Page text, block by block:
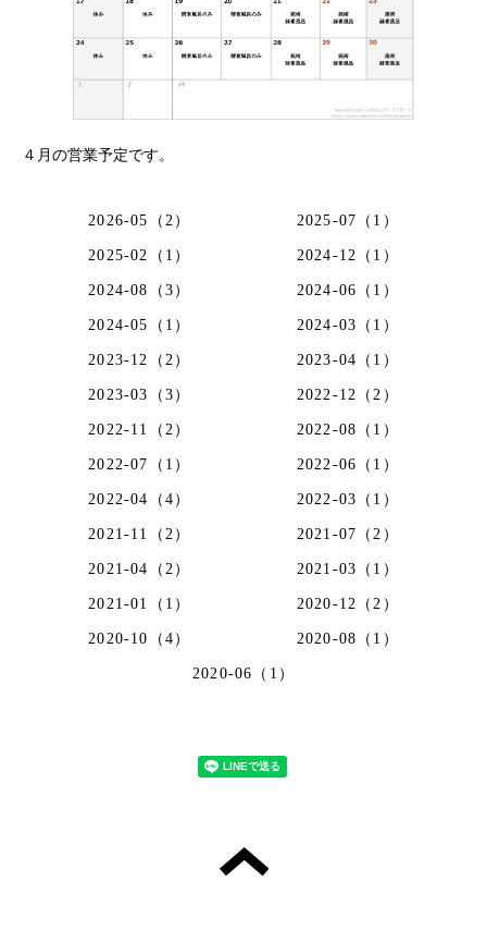
４月の営業予定です。
2026-05（2） 2025-07（1）
2025-02（1） 2024-12（1）
2024-08（3） 2024-06（1）
2024-05（1） 2024-03（1）
2023-12（2） 2023-04（1）
2023-03（3） 2022-12（2）
2022-11（2） 2022-08（1）
2022-07（1） 2022-06（1）
2022-04（4） 2022-03（1）
2021-11（2） 2021-07（2）
2021-04（2） 2021-03（1）
2021-01（1） 2020-12（2）
2020-10（4） 2020-08（1）
2020-06（1）